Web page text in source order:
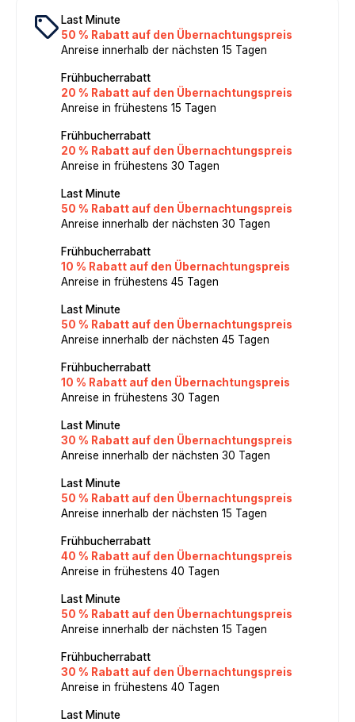
local_offer Last Minute
50 % Rabatt auf den Übernachtungspreis
Anreise innerhalb der nächsten 15 Tagen
Frühbucherrabatt
20 % Rabatt auf den Übernachtungspreis
Anreise in frühestens 15 Tagen
Frühbucherrabatt
20 % Rabatt auf den Übernachtungspreis
Anreise in frühestens 30 Tagen
Last Minute
50 % Rabatt auf den Übernachtungspreis
Anreise innerhalb der nächsten 30 Tagen
Frühbucherrabatt
10 % Rabatt auf den Übernachtungspreis
Anreise in frühestens 45 Tagen
Last Minute
50 % Rabatt auf den Übernachtungspreis
Anreise innerhalb der nächsten 45 Tagen
Frühbucherrabatt
10 % Rabatt auf den Übernachtungspreis
Anreise in frühestens 30 Tagen
Last Minute
30 % Rabatt auf den Übernachtungspreis
Anreise innerhalb der nächsten 30 Tagen
Last Minute
50 % Rabatt auf den Übernachtungspreis
Anreise innerhalb der nächsten 15 Tagen
Frühbucherrabatt
40 % Rabatt auf den Übernachtungspreis
Anreise in frühestens 40 Tagen
Last Minute
50 % Rabatt auf den Übernachtungspreis
Anreise innerhalb der nächsten 15 Tagen
Frühbucherrabatt
30 % Rabatt auf den Übernachtungspreis
Anreise in frühestens 40 Tagen
Last Minute